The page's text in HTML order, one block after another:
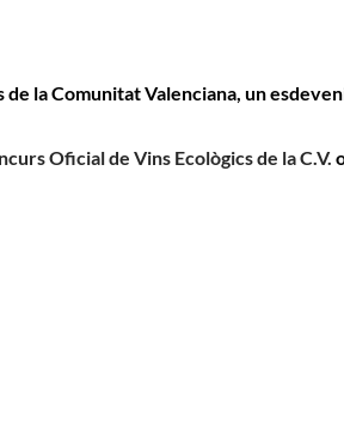
la Comunitat Valenciana, un
Oficial de Vins Ecològics de la C.V.